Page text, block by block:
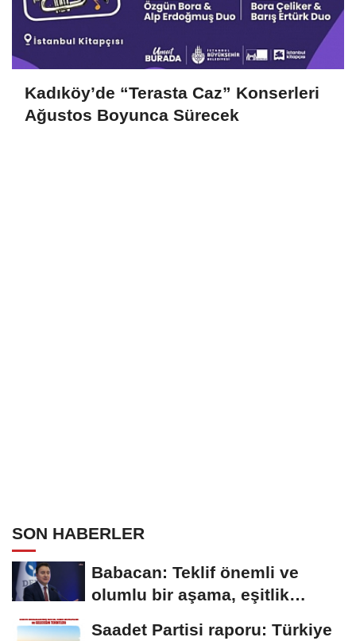
Kadıköy’de “Terasta Caz” Konserleri
Ağustos Boyunca Sürecek
SON HABERLER
Babacan: Teklif önemli ve
olumlu bir aşama, eşitlik
Saadet Partisi raporu: Türkiye